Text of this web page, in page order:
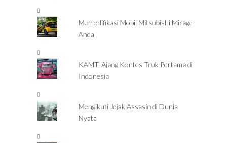
Memodifikasi Mobil Mitsubishi Mirage
Anda
KAMT, Ajang Kontes Truk Pertama di
Indonesia
Mengikuti Jejak Assasin di Dunia
Nyata